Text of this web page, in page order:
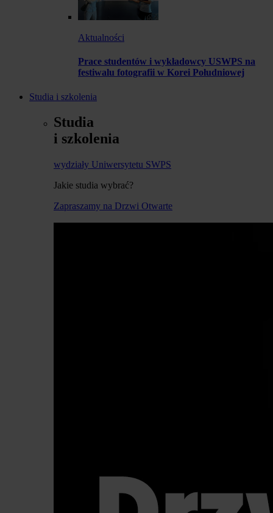
Aktualności
Prace studentów i wykładowcy USWPS na
festiwalu fotografii w Korei Południowej
Studia i szkolenia
Studia
i szkolenia
wydziały Uniwersytetu SWPS
Jakie studia wybrać?
Zapraszamy na Drzwi Otwarte